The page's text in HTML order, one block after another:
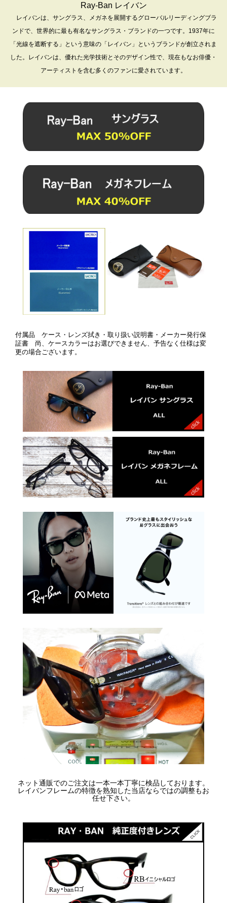
Ray-Ban レイバン
レイバンは、サングラス、メガネを展開するグローバルリーディングブラ
ンドで、世界的に最も有名なサングラス・ブランドの一つです。1937年に
「光線を遮断する」という意味の「レイバン」というブランドが創立されま
した。レイバンは、優れた光学技術とそのデザイン性で、現在もなお俳優・
アーティストを含む多くのファンに愛されています。
付属品 ケース・レンズ拭き・取り扱い説明書・メーカー発行保
証書 尚、ケースカラーはお選びできません、予告なく仕様は変
更の場合ございます。
ネット通販でのご注文は一本一本丁寧に検品しております。
レイバンフレームの特徴を熟知した当店ならではの調整もお
任せ下さい。